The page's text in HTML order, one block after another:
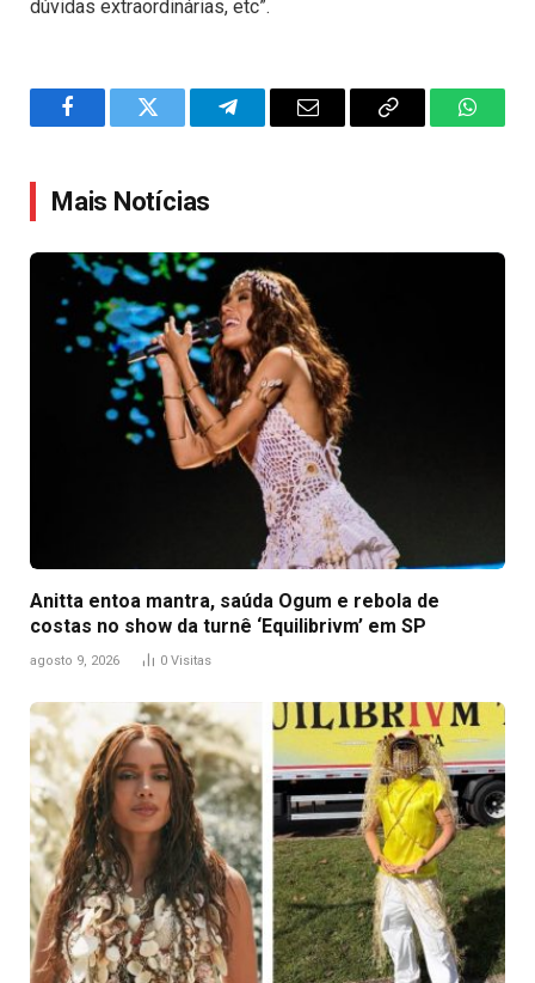
dúvidas extraordinárias, etc”.
FacebookTwitter TelegramEmail
Copy
Mais Notícias
Anitta entoa mantra, saúda Ogum e rebola de
costas no show da turnê ‘Equilibrivm’ em SP
agosto 9, 2026 0 Visitas